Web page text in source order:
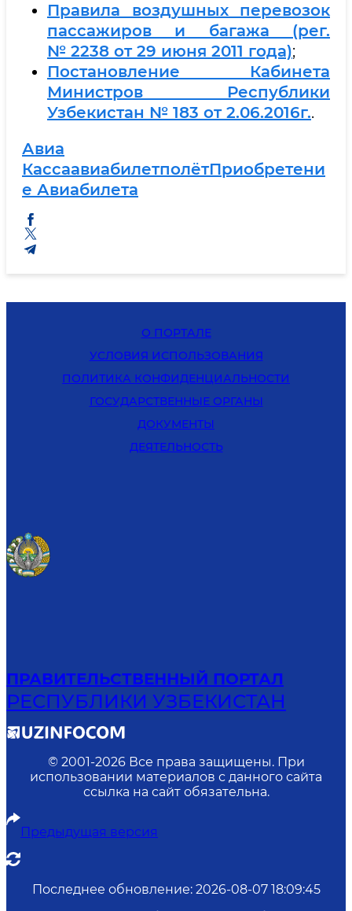
Правила воздушных перевозок
пассажиров и багажа (рег.
№ 2238 от 29 июня 2011 года);
Постановление Кабинета
Министров Республики
Узбекистан № 183 от 2.06.2016г..
Авиа
КассаАвиабилетПолётПриобретени
Е Авиабилета
О ПОРТАЛЕ
УСЛОВИЯ ИСПОЛЬЗОВАНИЯ
ПОЛИТИКА КОНФИДЕНЦИАЛЬНОСТИ
ГОСУДАРСТВЕННЫЕ ОРГАНЫ
ДОКУМЕНТЫ
ДЕЯТЕЛЬНОСТЬ
ПРАВИТЕЛЬСТВЕННЫЙ ПОРТАЛ
РЕСПУБЛИКИ УЗБЕКИСТАН
© 2001-2026 Все права защищены. При
использовании материалов с данного сайта
ссылка на сайт обязательна.
Предыдущая версия
Последнее обновление: 2026-08-07 18:09:45